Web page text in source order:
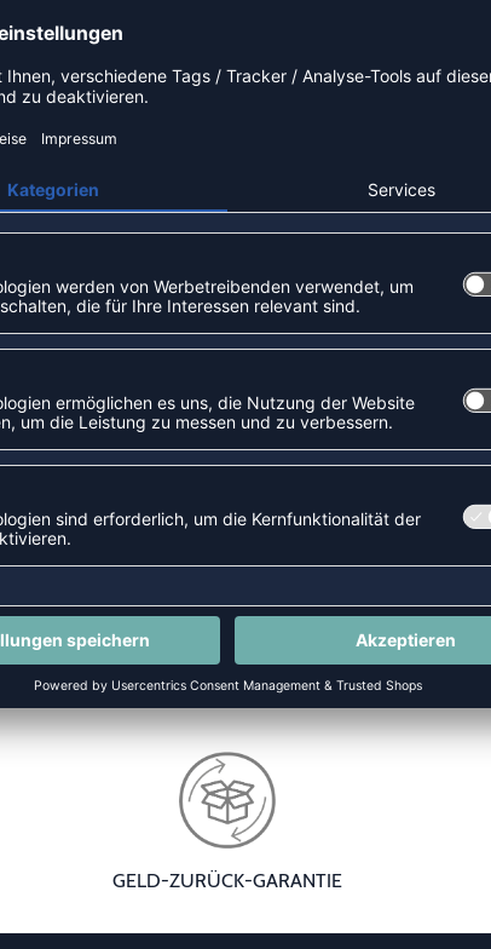
PERFEKT SP
€ |39,95 €
AIR FORCE 1 LE KIDS
UVP 99,95 € |71,21
GELD-ZURÜCK-GARANTIE